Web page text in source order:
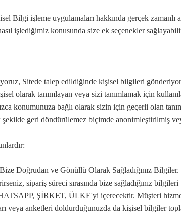
Bilgi işleme uygulamaları hakkında gerçek
işlediğimiz konusunda size ek seçenekler
Sitede talep edildiğinde kişisel bilgileri
olarak tanımlayan veya sizi tanımlamak için
konumunuza bağlı olarak sizin için geçerli olan
şekilde geri döndürülemez biçimde anonimleştirilmiş
Doğrudan ve Gönüllü Olarak Sağladığınız
sipariş süreci sırasında bize sağladığınız
ŞİRKET, ÜLKE'yi içerecektir. Müşteri
veya anketleri doldurduğunuzda da kişisel bilgiler